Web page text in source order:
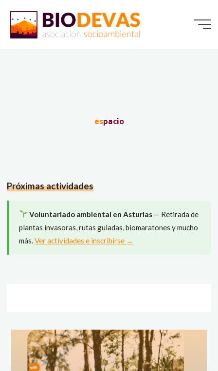
contenido
espacio
Próximas actividades
Voluntariado ambiental en Asturias— Retirada de
plantas invasoras, rutas guiadas, biomaratones y mucho
más.Ver actividades e inscribirse →